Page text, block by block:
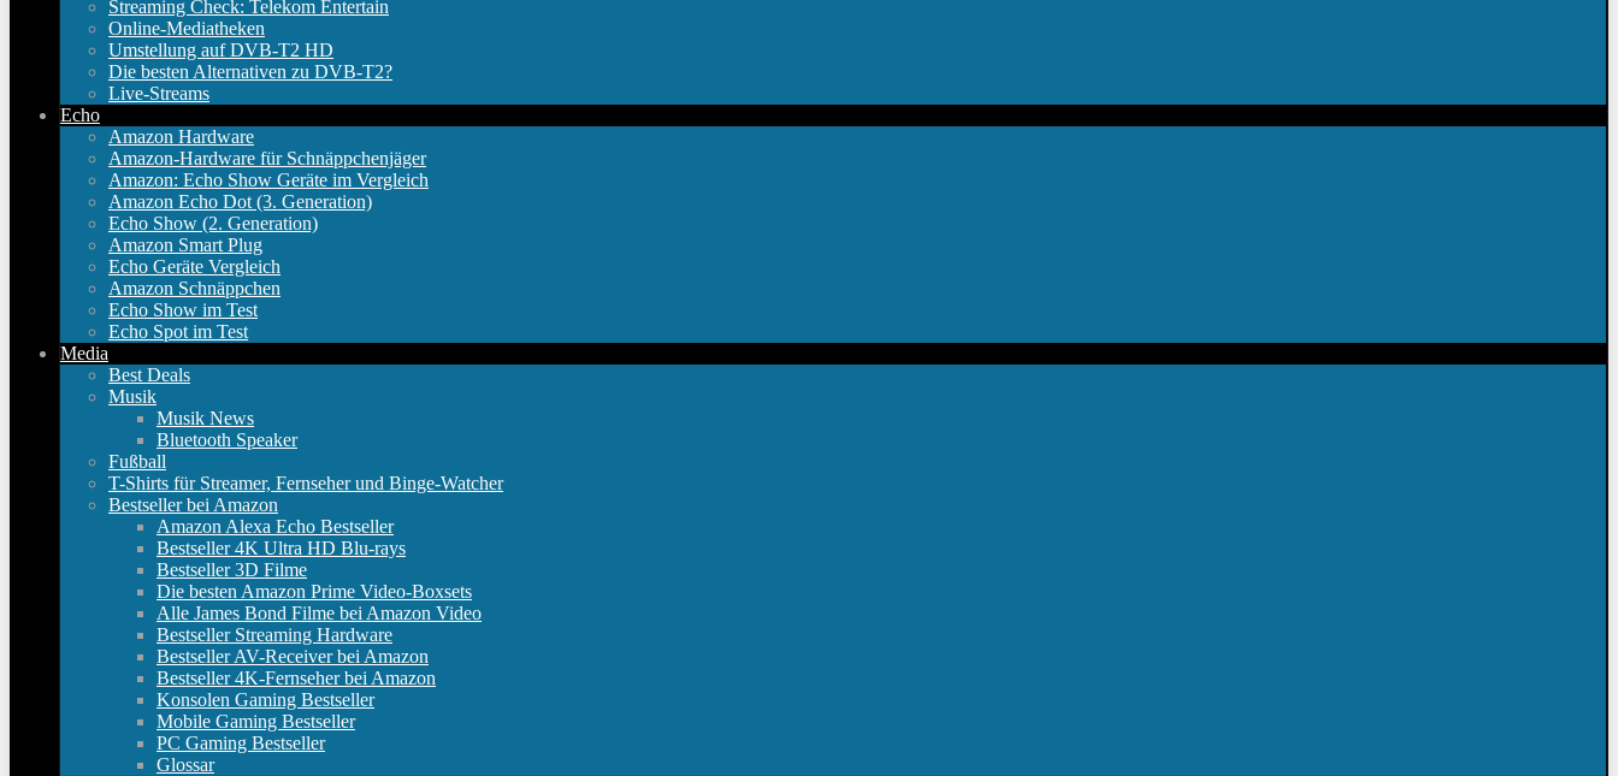
Streaming Check: Telekom Entertain
Online-Mediatheken
Umstellung auf DVB-T2 HD
Die besten Alternativen zu DVB-T2?
Live-Streams
Echo
Amazon Hardware
Amazon-Hardware für Schnäppchenjäger
Amazon: Echo Show Geräte im Vergleich
Amazon Echo Dot (3. Generation)
Echo Show (2. Generation)
Amazon Smart Plug
Echo Geräte Vergleich
Amazon Schnäppchen
Echo Show im Test
Echo Spot im Test
Media
Best Deals
Musik
Musik News
Bluetooth Speaker
Fußball
T-Shirts für Streamer, Fernseher und Binge-Watcher
Bestseller bei Amazon
Amazon Alexa Echo Bestseller
Bestseller 4K Ultra HD Blu-rays
Bestseller 3D Filme
Die besten Amazon Prime Video-Boxsets
Alle James Bond Filme bei Amazon Video
Bestseller Streaming Hardware
Bestseller AV-Receiver bei Amazon
Bestseller 4K-Fernseher bei Amazon
Konsolen Gaming Bestseller
Mobile Gaming Bestseller
PC Gaming Bestseller
Glossar